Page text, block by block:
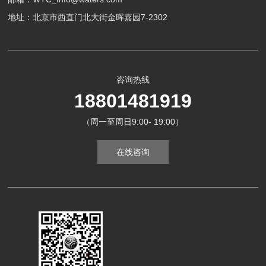
地址：北京市西直门北大街金晖嘉园7-2302
咨询热线
18801481919
（周一至周日9:00- 19:00）
在线咨询